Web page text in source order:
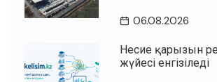
06.08.2026
Несие қарызын
жүйесі енгізіледі